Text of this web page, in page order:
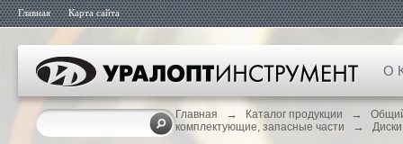
Главная Карта сайта
О
Главная → Каталог продукции →
комплектующие, запасные части
→